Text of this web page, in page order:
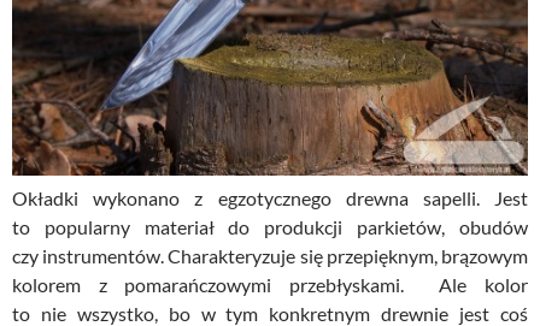
Okładki wykonano z egzotycznego drewna sapelli. Jest
to popularny materiał do produkcji parkietów, obudów
czy instrumentów. Charakteryzuje się przepięknym, brązowym
kolorem z pomarańczowymi przebłyskami. Ale kolor
to nie wszystko, bo w tym konkretnym drewnie jest coś